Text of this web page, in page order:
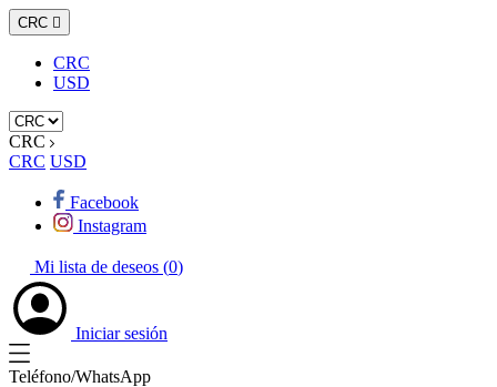
CRC 
CRC
USD
CRC
CRC USD
Facebook
Instagram
Mi lista de deseos (0)
Iniciar sesión
Teléfono/WhatsApp